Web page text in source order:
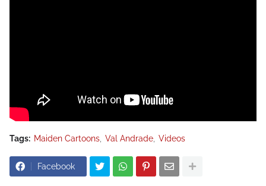
Tags: Maiden Cartoons Val Andrade Videos
Facebook